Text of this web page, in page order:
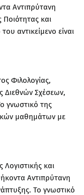
Αντιπρύτανη
και
αντικείμενο είναι
Φιλολογίας,
Διεθνών Σχέσεων,
γνωστικό της
μαθημάτων με
και
Αντιπρύτανη
. Το γνωστικό